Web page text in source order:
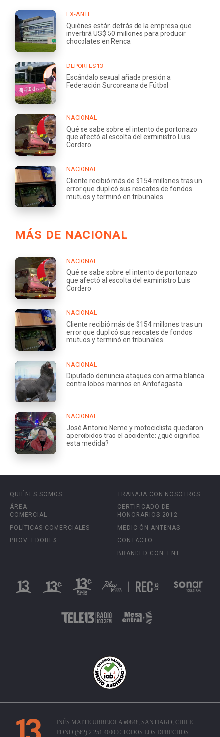
EX-ANTE
Quiénes están detrás de la empresa que
invertirá US$ 50 millones para producir
chocolates en Renca
DEPORTES13
Escándalo sexual añade presión a
Federación Surcoreana de Fútbol
NACIONAL
Qué se sabe sobre el intento de portonazo
que afectó al escolta del exministro Luis
Cordero
NACIONAL
Cliente recibió más de $154 millones tras un
error que duplicó sus rescates de fondos
mutuos y terminó en tribunales
MÁS DE NACIONAL
NACIONAL
Qué se sabe sobre el intento de portonazo
que afectó al escolta del exministro Luis
Cordero
NACIONAL
Cliente recibió más de $154 millones tras un
error que duplicó sus rescates de fondos
mutuos y terminó en tribunales
NACIONAL
Diputado denuncia ataques con arma blanca
contra lobos marinos en Antofagasta
NACIONAL
José Antonio Neme y motociclista quedaron
apercibidos tras el accidente: ¿qué significa
esta medida?
QUIÉNES SOMOS
ÁREA
COMERCIAL
POLÍTICAS COMERCIALES
PROVEEDORES
TRABAJA CON NOSOTROS
CERTIFICADO DE
HONORARIOS 2012
MEDICIÓN ANTENAS
CONTACTO
BRANDED CONTENT
INÉS MATTE URREJOLA #0848, SANTIAGO, CHILE
FONO (562) 2 251 4000 © TODOS LOS DERECHOS